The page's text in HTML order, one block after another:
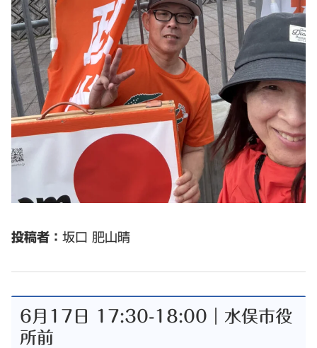
投稿者： 坂口 肥山晴
6月17日 17:30-18:00｜水俣市役
所前